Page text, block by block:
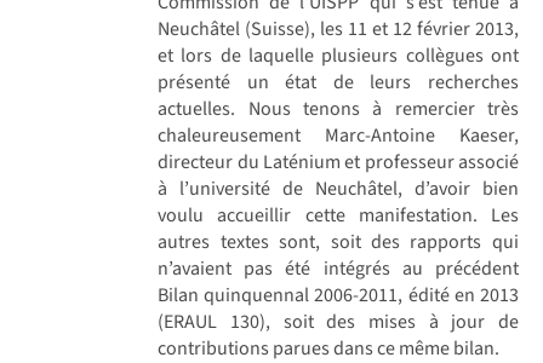
Neuchâtel (Suisse), les 11 et 12 février 2013,
et lors de laquelle plusieurs collègues ont
présenté un état de leurs recherches
actuelles. Nous tenons à remercier très
chaleureusement Marc-Antoine Kaeser,
directeur du Laténium et professeur associé
à l’université de Neuchâtel, d’avoir bien
voulu accueillir cette manifestation. Les
autres textes sont, soit des rapports qui
n’avaient pas été intégrés au précédent
Bilan quinquennal 2006-2011, édité en 2013
(ERAUL 130), soit des mises à jour de
contributions parues dans ce même bilan.